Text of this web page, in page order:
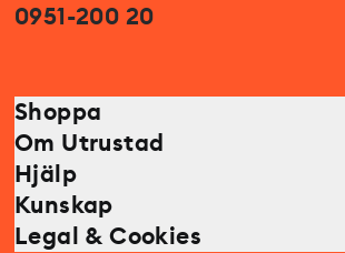
0951-200 20
Shoppa
Om Utrustad
Hjälp
Kunskap
Legal & Cookies